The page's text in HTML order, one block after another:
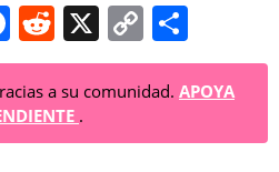
F
a
c
e
R
e
d
di
X
C
o
p
y
o
m
p
a su comunidad. APOYA
.